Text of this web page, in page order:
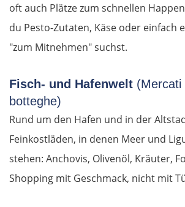
oft auch Plätze zum schnellen
du Pesto-Zutaten, Käse oder einfach
"zum Mitnehmen" suchst.
Fisch- und Hafenwelt (Mercati
botteghe)
Rund um den Hafen und in der
Feinkostläden, in denen Meer und
stehen: Anchovis, Olivenöl, Kräuter,
Shopping mit Geschmack, nicht mit